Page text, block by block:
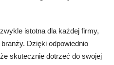
istotna dla każdej firmy,
Dzięki odpowiednio
skutecznie dotrzeć do swojej